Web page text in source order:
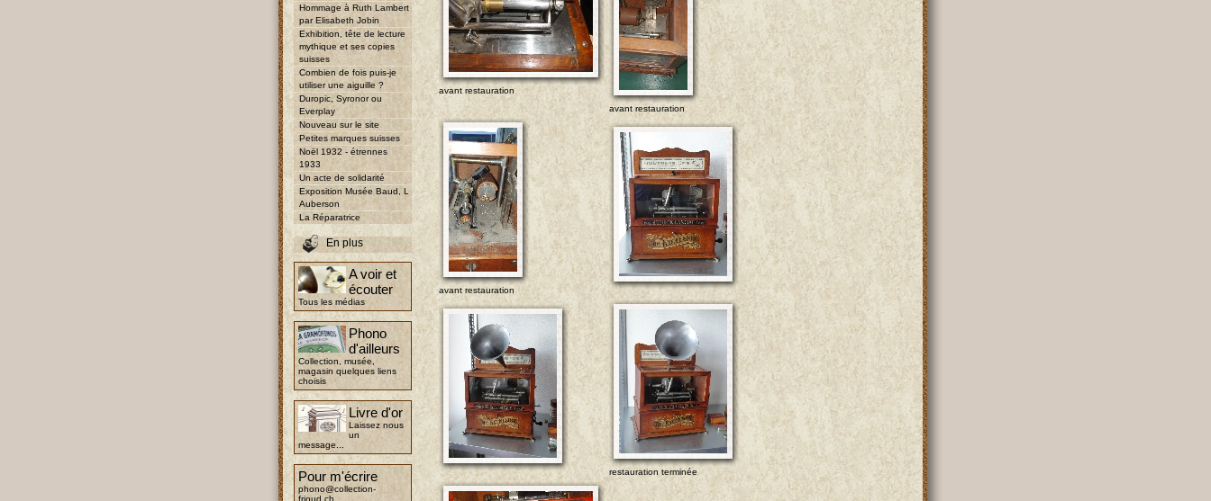
Hommage à Ruth Lambert
par Elisabeth Jobin
Exhibition, tête de lecture
mythique et ses copies
suisses
Combien de fois puis-je
utiliser une aiguille ?
Duropic, Syronor ou
Everplay
Nouveau sur le site
Petites marques suisses
Noël 1932 - étrennes
1933
Un acte de solidarité
Exposition Musée Baud, L
Auberson
La Réparatrice
En plus
A voir et
écouter
Tous les médias
Phono
d'ailleurs
Collection, musée,
magasin quelques liens
choisis
Livre d'or
Laissez nous
un
message...
Pour m'écrire
phono@collection-
frioud.ch
avant restauration
avant restauration
avant restauration
restauration terminée